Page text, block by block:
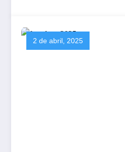
2 de abril, 2025